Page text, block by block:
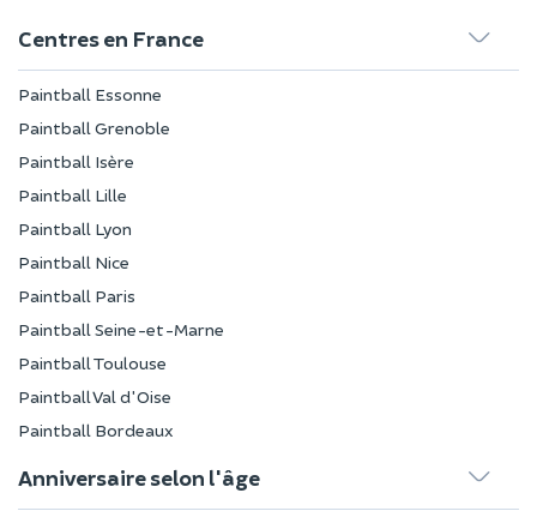
Centres en France
Paintball Essonne
Paintball Grenoble
Paintball Isère
Paintball Lille
Paintball Lyon
Paintball Nice
Paintball Paris
Paintball Seine-et-Marne
Paintball Toulouse
Paintball Val d'Oise
Paintball Bordeaux
Anniversaire selon l'âge